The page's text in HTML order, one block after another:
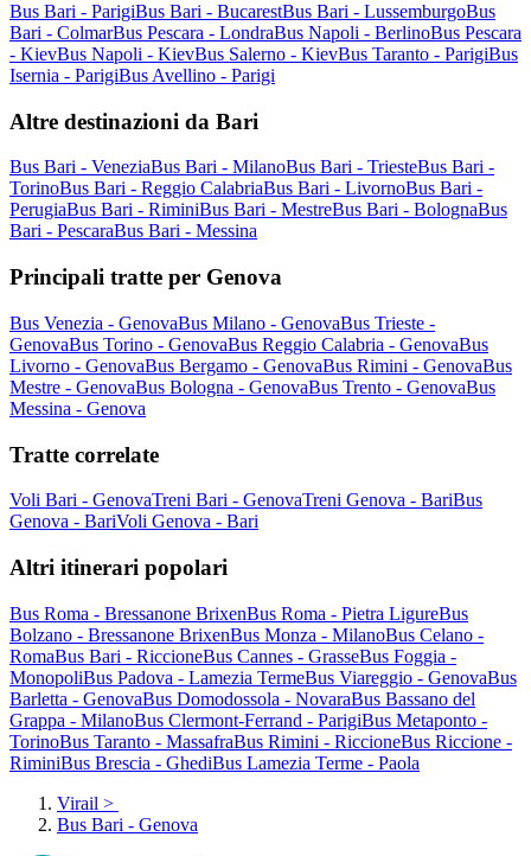
Bus Bari - ParigiBus Bari - BucarestBus Bari - LussemburgoBus
Bari - ColmarBus Pescara - LondraBus Napoli - BerlinoBus Pescara
- KievBus Napoli - KievBus Salerno - KievBus Taranto - ParigiBus
Isernia - ParigiBus Avellino - Parigi
Altre destinazioni da Bari
Bus Bari - VeneziaBus Bari - MilanoBus Bari - TriesteBus Bari -
TorinoBus Bari - Reggio CalabriaBus Bari - LivornoBus Bari -
PerugiaBus Bari - RiminiBus Bari - MestreBus Bari - BolognaBus
Bari - PescaraBus Bari - Messina
Principali tratte per Genova
Bus Venezia - GenovaBus Milano - GenovaBus Trieste -
GenovaBus Torino - GenovaBus Reggio Calabria - GenovaBus
Livorno - GenovaBus Bergamo - GenovaBus Rimini - GenovaBus
Mestre - GenovaBus Bologna - GenovaBus Trento - GenovaBus
Messina - Genova
Tratte correlate
Voli Bari - GenovaTreni Bari - GenovaTreni Genova - BariBus
Genova - BariVoli Genova - Bari
Altri itinerari popolari
Bus Roma - Bressanone BrixenBus Roma - Pietra LigureBus
Bolzano - Bressanone BrixenBus Monza - MilanoBus Celano -
RomaBus Bari - RiccioneBus Cannes - GrasseBus Foggia -
MonopoliBus Padova - Lamezia TermeBus Viareggio - GenovaBus
Barletta - GenovaBus Domodossola - NovaraBus Bassano del
Grappa - MilanoBus Clermont-Ferrand - ParigiBus Metaponto -
TorinoBus Taranto - MassafraBus Rimini - RiccioneBus Riccione -
RiminiBus Brescia - GhediBus Lamezia Terme - Paola
Virail >
Bus Bari - Genova